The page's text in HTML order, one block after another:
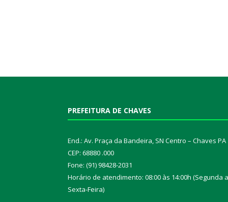
PREFEITURA DE CHAVES
End.: Av. Praça da Bandeira, SN Centro – Chaves PA
CEP: 68880 .000
Fone: (91) 98428-2031
Horário de atendimento: 08:00 às 14:00h (Segunda a
Sexta-Feira)